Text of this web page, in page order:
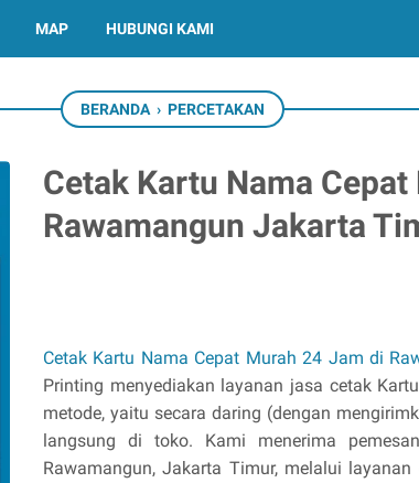
MAP HUBUNGI KAMI
BERANDA › PERCETAKAN
Cetak Kartu Nama
Rawamangun Jakarta
Cetak Kartu Nama Cepat Murah 24 Jam di
Printing menyediakan layanan jasa cetak
metode, yaitu secara daring (dengan
langsung di toko. Kami menerima
Rawamangun, Jakarta Timur, melalui